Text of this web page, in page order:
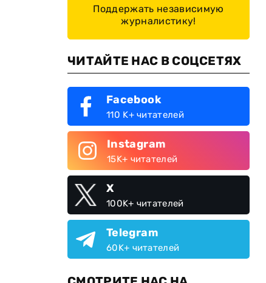
Поддержать независимую
журналистику!
ЧИТАЙТЕ НАС В СОЦСЕТЯХ
Facebook
110 K+ читателей
Instagram
15K+ читателей
X
100K+ читателей
Telegram
60K+ читателей